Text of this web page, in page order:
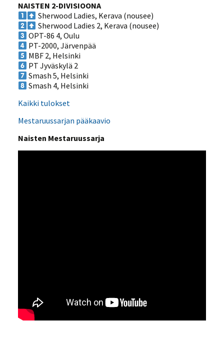
NAISTEN 2-DIVISIOONA
Sherwood Ladies, Kerava (nousee)
Sherwood Ladies 2, Kerava (nousee)
OPT-86 4, Oulu
PT-2000, Järvenpää
MBF 2, Helsinki
PT Jyväskylä 2
Smash 5, Helsinki
Smash 4, Helsinki
Kaikki tulokset
Mestaruussarjan pääkaavio
Naisten Mestaruussarja